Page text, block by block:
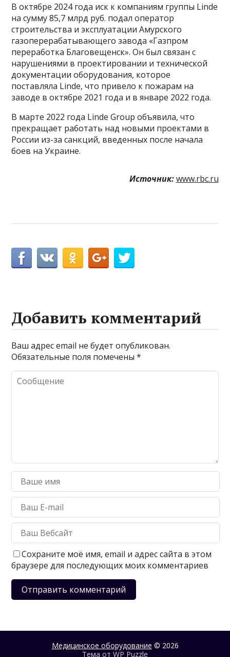
В октябре 2024 года иск к компаниям группы Linde
на сумму 85,7 млрд руб. подал оператор
строительства и эксплуатации Амурского
газоперерабатывающего завода «Газпром
переработка Благовещенск». Он был связан с
нарушениями в проектировании и технической
документации оборудования, которое
поставляла Linde, что привело к пожарам на
заводе в октябре 2021 года и в январе 2022 года.
В марте 2022 года Linde Group объявила, что
прекращает работать над новыми проектами в
России из-за санкций, введенных после начала
боев на Украине.
Источник: www.rbc.ru
Добавить комментарий
Ваш адрес email не будет опубликован.
Обязательные поля помечены*
Сохраните моё имя, email и адрес сайта в этом
браузере для последующих моих комментариев
Медицинское оборудование © 2026
Тема от WP Puzzle